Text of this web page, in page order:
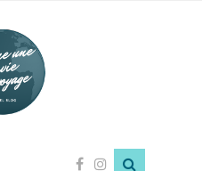
Comme
une
envie
de